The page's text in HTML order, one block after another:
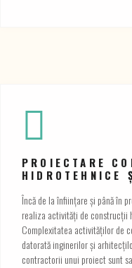
PROIECTARE
HIDROTEHNICE
Încă de la înființare și până în
realiza activități de construcții
Complexitatea activităților de
datorată inginerilor și
contractorii unui proiect sunt